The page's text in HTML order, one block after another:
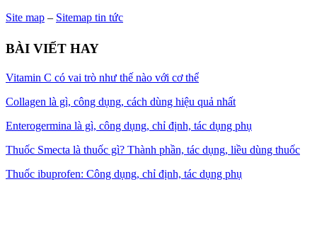
Site map – Sitemap tin tức
BÀI VIẾT HAY
Vitamin C có vai trò như thế nào với cơ thể
Collagen là gì, công dụng, cách dùng hiệu quả nhất
Enterogermina là gì, công dụng, chỉ định, tác dụng phụ
Thuốc Smecta là thuốc gì? Thành phần, tác dụng, liều dùng thuốc
Thuốc ibuprofen: Công dụng, chỉ định, tác dụng phụ